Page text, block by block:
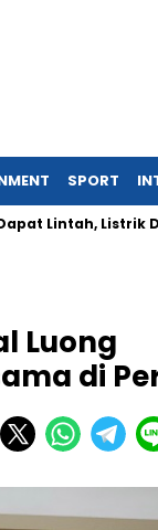
SPORT
Listrik Diputus
Luong
di